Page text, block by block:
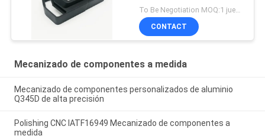
To Be Negotiation MOQ:1 juego
CONTACT
Mecanizado de componentes a medida
Mecanizado de componentes personalizados de aluminio
Q345D de alta precisión
Polishing CNC IATF16949 Mecanizado de componentes a
medida